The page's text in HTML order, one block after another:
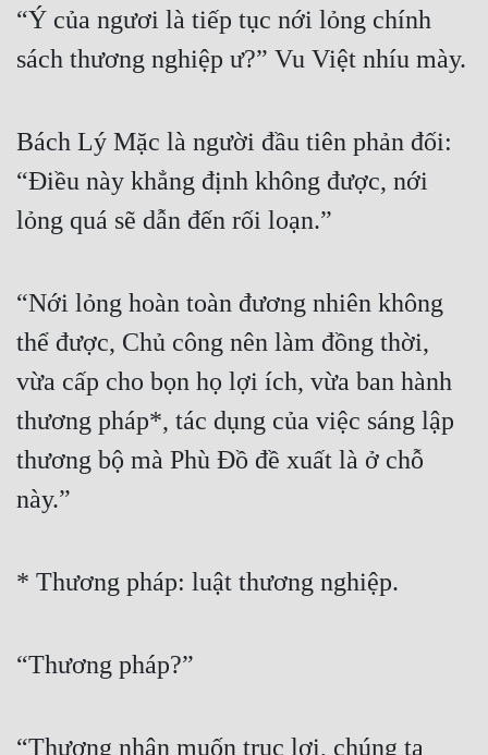
“Ý của ngươi là tiếp tục nới lỏng chính
sách thương nghiệp ư?” Vu Việt nhíu mày.
Bách Lý Mặc là người đầu tiên phản đối:
“Điều này khẳng định không được, nới
lỏng quá sẽ dẫn đến rối loạn.”
“Nới lỏng hoàn toàn đương nhiên không
thể được, Chủ công nên làm đồng thời,
vừa cấp cho bọn họ lợi ích, vừa ban hành
thương pháp*, tác dụng của việc sáng lập
thương bộ mà Phù Đồ đề xuất là ở chỗ
này.”
* Thương pháp: luật thương nghiệp.
“Thương pháp?”
“Thương nhân muốn trục lợi, chúng ta